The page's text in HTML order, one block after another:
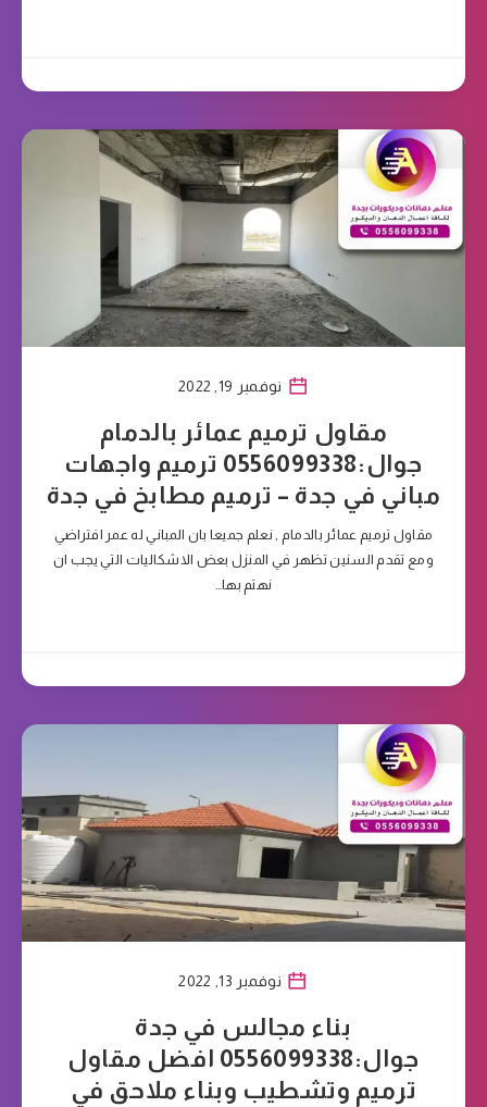
نوفمبر 19, 2022
مقاول ترميم عمائر بالدمام
جوال:0556099338 ترميم واجهات
مباني في جدة – ترميم مطابخ في جدة
مقاول ترميم عمائر بالدمام , نعلم جميعا بان المباني له عمر افتراضي
ومع تقدم السنين تظهر في المنزل بعض الاشكاليات التي يجب ان
نهتم بها…
نوفمبر 13, 2022
بناء مجالس في جدة
جوال:0556099338 افضل مقاول
ترميم وتشطيب وبناء ملاحق في